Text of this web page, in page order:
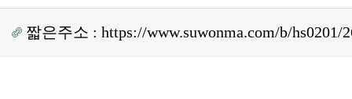
짧은주소 : https://www.suwonma.com/b/hs0201/